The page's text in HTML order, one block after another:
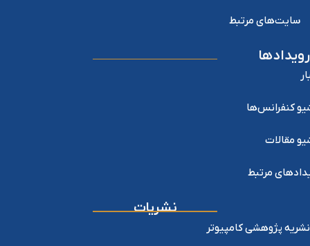
سایت‌های مرتبط
رویدادها
کنفرانس‌ها
مقالات
مرتبط
نشریات
نشریه پژوهشی کامپیوتر